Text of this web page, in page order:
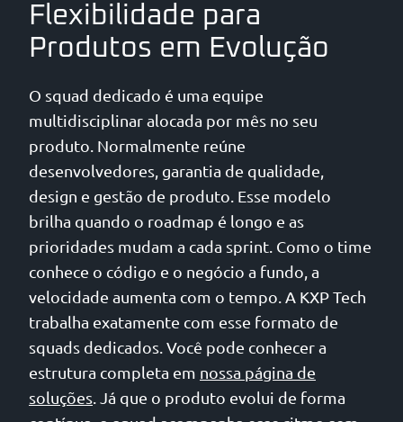
Flexibilidade para
Produtos em Evolução
O squad dedicado é uma equipe
multidisciplinar alocada por mês no seu
produto. Normalmente reúne
desenvolvedores, garantia de qualidade,
design e gestão de produto. Esse modelo
brilha quando o roadmap é longo e as
prioridades mudam a cada sprint. Como o time
conhece o código e o negócio a fundo, a
velocidade aumenta com o tempo. A KXP Tech
trabalha exatamente com esse formato de
squads dedicados. Você pode conhecer a
estrutura completa em nossa página de
soluções. Já que o produto evolui de forma